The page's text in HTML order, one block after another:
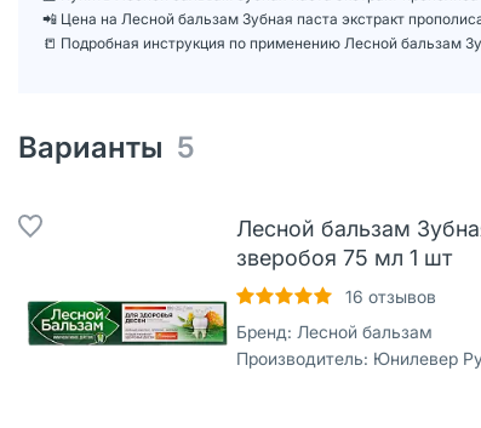
📲 Цена на Лесной бальзам Зубная паста экстракт
📒 Подробная инструкция по применению Лесной бальзам
Варианты 5
Лесной бальзам
зверобоя 75 мл 1 шт
16 отзывов
Бренд: Лесной бальзам
Производитель: Юнилевер